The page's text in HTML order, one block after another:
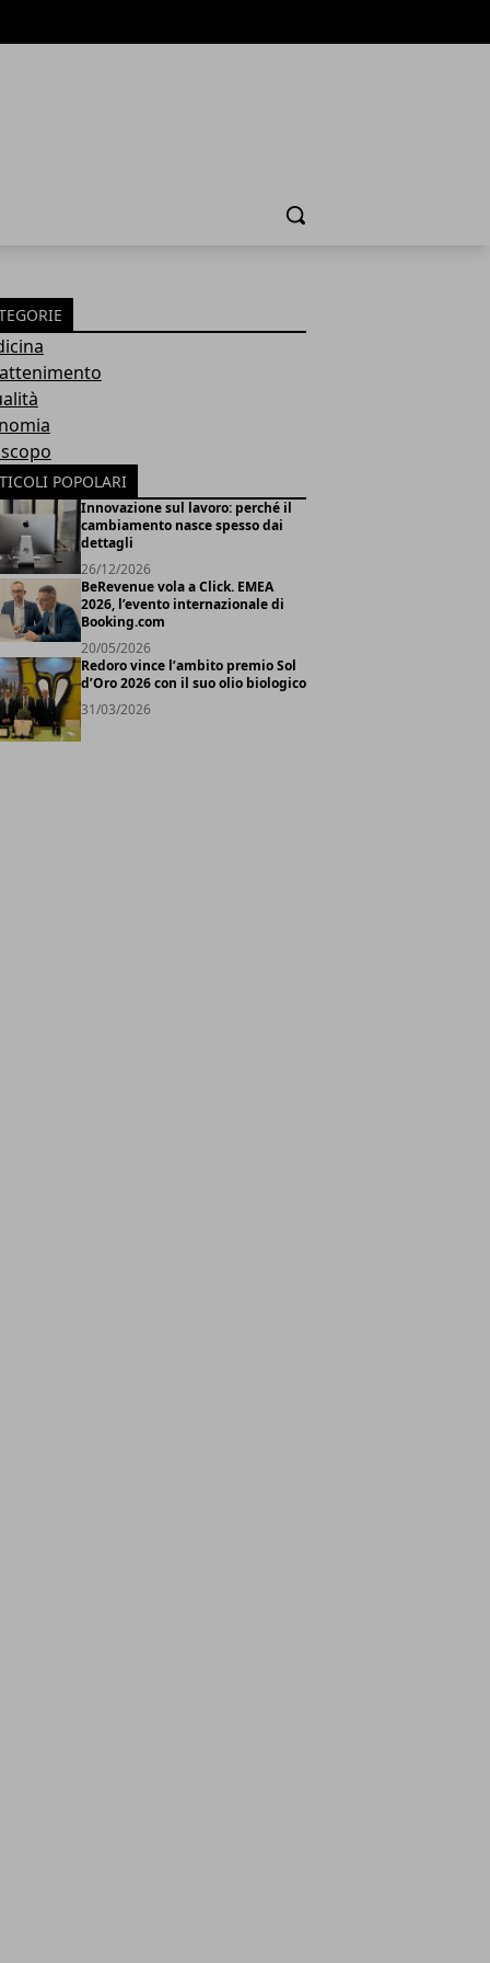
Cerca
POPOLARI
Innovazione sul lavoro: perché il
cambiamento nasce spesso dai
dettagli
26/12/2026
BeRevenue vola a Click. EMEA
2026, l’evento internazionale di
Booking.com
20/05/2026
Redoro vince l’ambito premio Sol
d’Oro 2026 con il suo olio biologico
31/03/2026